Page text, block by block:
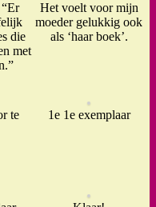
die
met
Het voelt voor mijn
moeder gelukkig ook
als ‘haar boek’.
te
1e 1e exemplaar